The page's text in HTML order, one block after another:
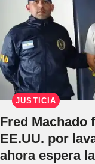
JUSTICIA
Fred Machado
EE.UU. por
ahora espera